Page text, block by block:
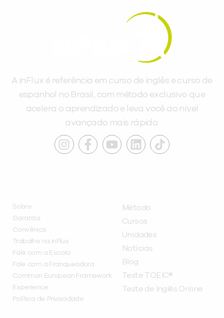
A inFlux é referência em curso de inglês e curso de
espanhol no Brasil, com método exclusivo que
acelera o aprendizado e leva você ao nível
avançado mais rápido.
Sobre
Garantia
Convênios
Trabalhe na inFlux
Fale com a Escola
Fale com a Franqueadora
Common European Framework
Experience
Política de Privacidade
Método
Cursos
Unidades
Notícias
Blog
Teste TOEIC®
Teste de Inglês Online